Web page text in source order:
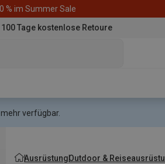
% im Summer Sale
100 Tage kostenlose Retoure
verfügbar.
AusrüstungOutdoor & Reiseausrüstung